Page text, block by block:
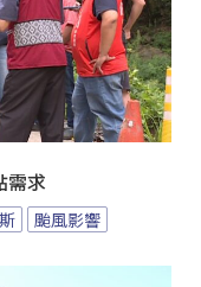
需求
颱風影響